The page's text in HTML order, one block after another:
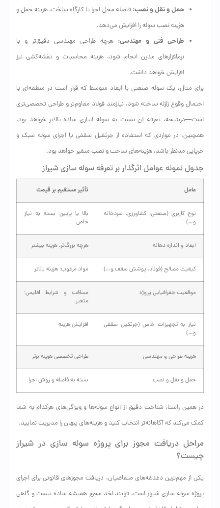
حمل و نقل و نصب: فاصله محل اجرا تا کارگاه ساخت، هزینه حمل و
هزینه نصب سوله را افزایش می‌دهد.
طراحی فنی و مهندسی: هرچه طراحی مهندسی دقیق‌تر و با
نرم‌افزارهای مدرن انجام شود، هزینه محاسبات و نقشه‌کشی نیز
افزایش خواهد داشت.
برای مثال، یک سوله صنعتی با ابعاد متوسط که قرار است در منطقه‌ای با
احتمال وقوع زلزله ساخته شود، نیازمند فولاد مقاوم‌تر و طراحی تخصصی‌تری
است—درنتیجه، تعرفه آن نسبت به سوله انباری ساده بالاتر خواهد بود.
همچنین، در مواردی که استفاده از جرثقیل سقفی یا اجرای سوله سبک و
خرپایی مدنظر باشد، هزینه‌های ساخت و نصب متغیر خواهد بود.
جدول نمونه عوامل اثرگذار بر تعرفه سوله سازی شیراز
عامل تأثیر مستقیم بر قیمت
نوع کاربری (صنعتی، کشاورزی، سردخانه
و…)
بالا یا پایین بسته به نیاز
خاص
ابعاد و اندازه دهانه هرچه بزرگ‌تر، هزینه بیشتر
کیفیت مصالح (فولاد، پوشش سقف و…) مواد مرغوب؛ هزینه بالاتر
موقعیت جغرافیایی پروژه
مسافت و شرایط اقلیمی؛
متغیر
نیاز به تجهیزات خاص (جرثقیل سقفی
و…)
افزایش هزینه
هزینه طراحی و مهندسی طراحی تخصصی هزینه برتر
حمل و نقل و نصب بسته به فاصله و روش اجرا
در همین راستا، شناخت دقیق از انواع سوله‌ها و ویژگی‌های هرکدام به شما
کمک می‌کند که آگاهانه‌تر انتخاب کنید و هزینه‌های پنهان را مدیریت نمایید.
مراحل دریافت مجوز برای پروژه سوله سازی در شیراز
چیست؟
یکی از مهم‌ترین دغدغه‌های متقاضیان، دریافت مجوزهای قانونی برای اجرای
پروژه سوله سازی شیراز است. فرایند اخذ مجوز همیشه ساده نیست و گاهی